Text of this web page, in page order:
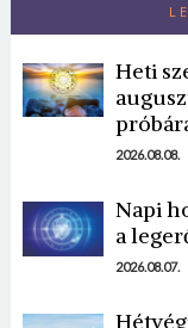
Heti
2026.08.08.
Napi
a
2026.08.07.
E-mail cím